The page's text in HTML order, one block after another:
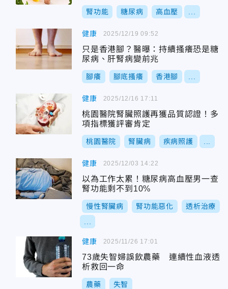
腎功能 糖尿病 高血壓
健康
只是香港腳？醫曝：持續搔癢恐是糖
尿病、肝腎病變前兆
腳癢 腳底搔癢 香港腳
2025/12/19 09:52
健康
桃園醫院腎臟照護再獲品質認證！多
項指標獲評審肯定
桃園醫院 腎臟病 疾病照護
2025/12/16 17:11
健康
以為工作太累！糖尿病高血壓男一查
腎功能剩不到10%
慢性腎臟病 腎功能惡化 透析治療
2025/12/03 14:22
健康
73歲失智婦誤飲農藥 連續性血液透
析救回一命
農藥 失智
2025/11/26 17:01